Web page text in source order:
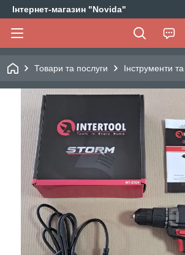
Інтернет-магазин "Novida"
Товари та послуги Інструменти